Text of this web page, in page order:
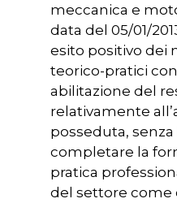
meccanica e
data del 05/01/
esito positivo dei
teorico-pratici
abilitazione del
relativamente
posseduta,
completare la
pratica
del settore